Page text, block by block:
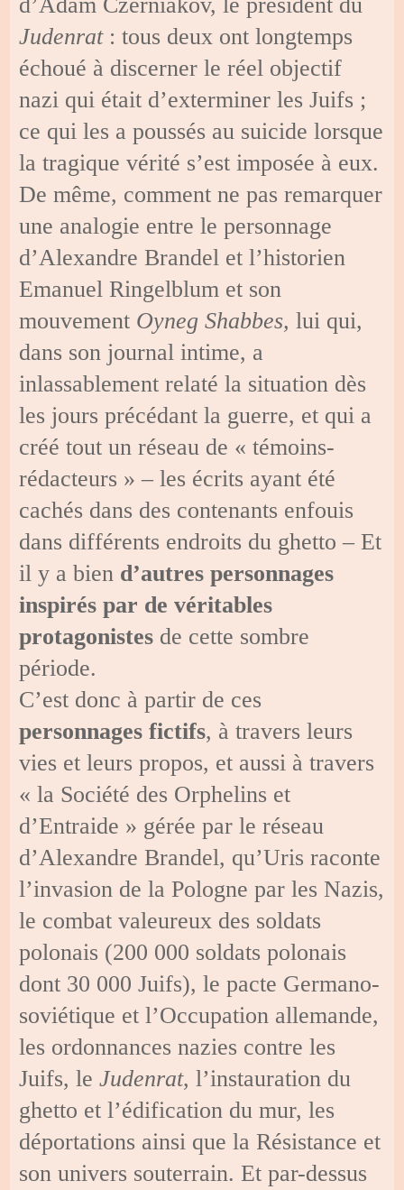
d’Adam Czerniakov, le président du
Judenrat: tous deux ont longtemps
échoué à discerner le réel objectif
nazi qui était d’exterminer les Juifs ;
ce qui les a poussés au suicide lorsque
la tragique vérité s’est imposée à eux.
De même, comment ne pas remarquer
une analogie entre le personnage
d’Alexandre Brandel et l’historien
Emanuel Ringelblum et son
mouvement Oyneg Shabbes,lui qui,
dans son journal intime, a
inlassablement relaté la situation dès
les jours précédant la guerre, et qui a
créé tout un réseau de « témoins-
rédacteurs » – les écrits ayant été
cachés dans des contenants enfouis
dans différents endroits du ghetto – Et
il y a bien d’autres personnages
inspirés par de véritables
protagonistes de cette sombre
période.
C’est donc à partir de ces
personnages fictifs, à travers leurs
vies et leurs propos, et aussi à travers
« la Société des Orphelins et
d’Entraide » gérée par le réseau
d’Alexandre Brandel, qu’Uris raconte
l’invasion de la Pologne par les Nazis,
le combat valeureux des soldats
polonais (200 000 soldats polonais
dont 30 000 Juifs), le pacte Germano-
soviétique et l’Occupation allemande,
les ordonnances nazies contre les
Juifs, leJudenrat, l’instauration du
ghetto et l’édification du mur, les
déportations ainsi que la Résistance et
son univers souterrain. Et par-dessus